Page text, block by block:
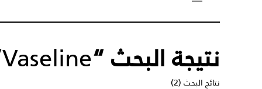
نتيجة البحث “Vaseline
نتائج البحث (2)